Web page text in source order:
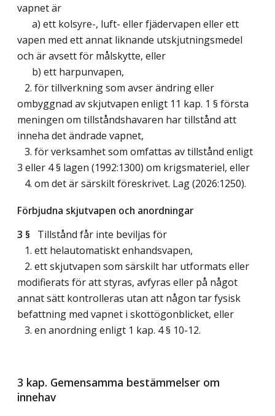
vapnet är
a) ett kolsyre-, luft- eller fjädervapen eller ett
vapen med ett annat liknande utskjutningsmedel
och är avsett för målskytte, eller
b) ett harpunvapen,
2. för tillverkning som avser ändring eller
ombyggnad av skjutvapen enligt 11 kap. 1 § första
meningen om tillståndshavaren har tillstånd att
inneha det ändrade vapnet,
3. för verksamhet som omfattas av tillstånd enligt
3 eller 4 § lagen (1992:1300) om krigsmateriel, eller
4. om det är särskilt föreskrivet. Lag (2026:1250).
Förbjudna skjutvapen och anordningar
3 § Tillstånd får inte beviljas för
1. ett helautomatiskt enhandsvapen,
2. ett skjutvapen som särskilt har utformats eller
modifierats för att styras, avfyras eller på något
annat sätt kontrolleras utan att någon tar fysisk
befattning med vapnet i skottögonblicket, eller
3. en anordning enligt 1 kap. 4 § 10-12.
3 kap. Gemensamma bestämmelser om
innehav